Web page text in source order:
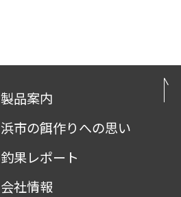
製品案内
浜市の餌作りへの思い
釣果レポート
会社情報